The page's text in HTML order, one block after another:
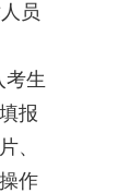
员
考生
报
、
作